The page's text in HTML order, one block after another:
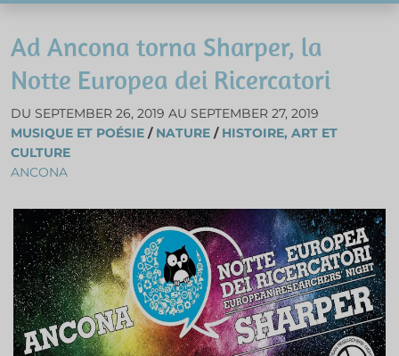
Ad Ancona torna Sharper, la
Notte Europea dei Ricercatori
DU SEPTEMBER 26, 2019 AU SEPTEMBER 27, 2019
MUSIQUE ET POÉSIE / NATURE / HISTOIRE, ART ET
CULTURE
ANCONA